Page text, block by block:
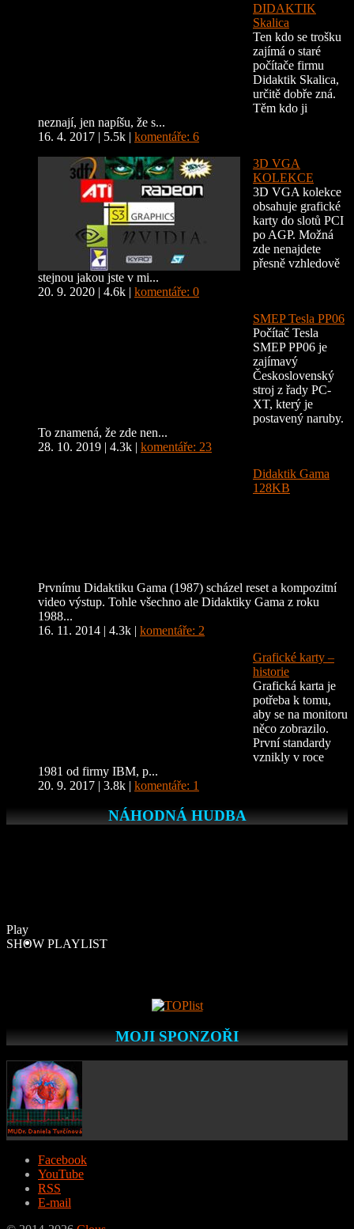
DIDAKTIK
Skalica
Ten kdo se trošku
zajímá o staré
počítače firmu
Didaktik Skalica,
určitě dobře zná.
Těm kdo ji
neznají, jen napíšu, že s...
16. 4. 2017 | 5.5k | komentáře: 6
3D VGA
KOLEKCE
3D VGA kolekce
obsahuje grafické
karty do slotů PCI
po AGP. Možná
zde nenajdete
přesně vzhledově
stejnou jakou jste v mi...
20. 9. 2020 | 4.6k | komentáře: 0
SMEP Tesla PP06
Počítač Tesla
SMEP PP06 je
zajímavý
Československý
stroj z řady PC-
XT, který je
postavený naruby.
To znamená, že zde nen...
28. 10. 2019 | 4.3k | komentáře: 23
Didaktik Gama
128KB
Prvnímu Didaktiku Gama (1987) scházel reset a kompozitní
video výstup. Tohle všechno ale Didaktiky Gama z roku
1988...
16. 11. 2014 | 4.3k | komentáře: 2
Grafické karty –
historie
Grafická karta je
potřeba k tomu,
aby se na monitoru
něco zobrazilo.
První standardy
vznikly v roce
1981 od firmy IBM, p...
20. 9. 2017 | 3.8k | komentáře: 1
NÁHODNÁ HUDBA
Play
SHOW PLAYLIST
MOJI SPONZOŘI
Facebook
YouTube
RSS
E-mail